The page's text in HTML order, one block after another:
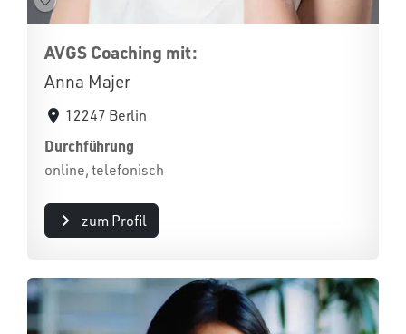
AVGS Coaching mit:
Anna Majer
12247 Berlin
Durchführung
online, telefonisch
zum Profil